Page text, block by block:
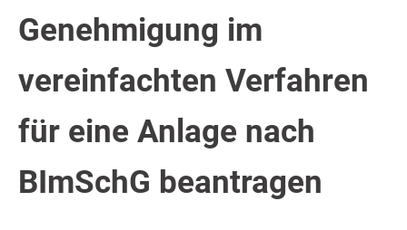
Genehmigung im
vereinfachten Verfahren
für eine Anlage nach
BImSchG beantragen